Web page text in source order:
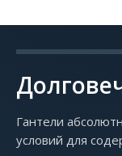
Гантели
условий для